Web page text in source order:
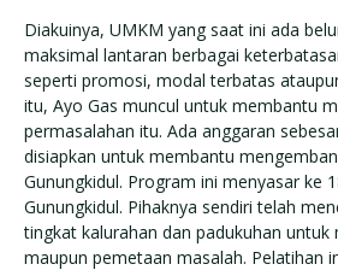
Diakuinya, UMKM yang saat ini ada
maksimal lantaran berbagai
seperti promosi, modal terbatas
itu, Ayo Gas muncul untuk membantu
permasalahan itu. Ada anggaran
disiapkan untuk membantu
Gunungkidul. Program ini menyasar ke
Gunungkidul. Pihaknya sendiri telah
tingkat kalurahan dan padukuhan untuk
maupun pemetaan masalah. Pelatihan